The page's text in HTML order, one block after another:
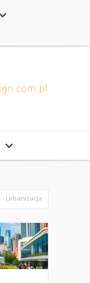
Urbanizacja